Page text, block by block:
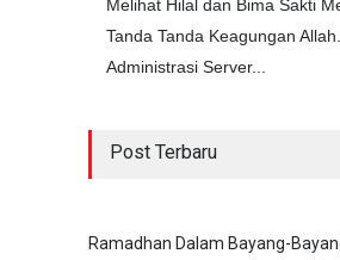
Melihat Hilal dan Bima Sakti
Tanda Tanda Keagungan Allah...
Administrasi Server...
Post Terbaru
Ramadhan Dalam Bayang-